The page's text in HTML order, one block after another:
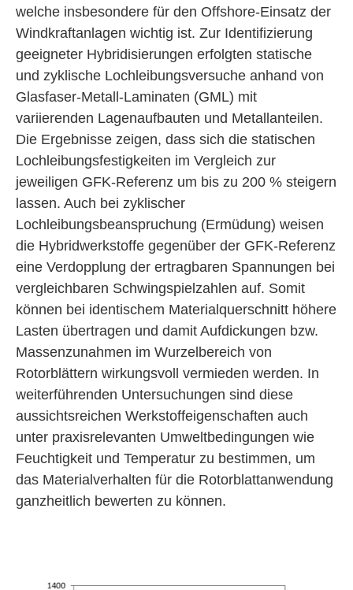
welche insbesondere für den Offshore-Einsatz der
Windkraftanlagen wichtig ist. Zur Identifizierung
geeigneter Hybridisierungen erfolgten statische
und zyklische Lochleibungsversuche anhand von
Glasfaser-Metall-Laminaten (GML) mit
variierenden Lagenaufbauten und Metallanteilen.
Die Ergebnisse zeigen, dass sich die statischen
Lochleibungsfestigkeiten im Vergleich zur
jeweiligen GFK-Referenz um bis zu 200 % steigern
lassen. Auch bei zyklischer
Lochleibungsbeanspruchung (Ermüdung) weisen
die Hybridwerkstoffe gegenüber der GFK-Referenz
eine Verdopplung der ertragbaren Spannungen bei
vergleichbaren Schwingspielzahlen auf. Somit
können bei identischem Materialquerschnitt höhere
Lasten übertragen und damit Aufdickungen bzw.
Massenzunahmen im Wurzelbereich von
Rotorblättern wirkungsvoll vermieden werden. In
weiterführenden Untersuchungen sind diese
aussichtsreichen Werkstoffeigenschaften auch
unter praxisrelevanten Umweltbedingungen wie
Feuchtigkeit und Temperatur zu bestimmen, um
das Materialverhalten für die Rotorblattanwendung
ganzheitlich bewerten zu können.